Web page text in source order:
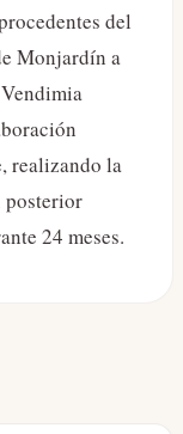
del
Monjardín a
realizando la
posterior
24 meses.